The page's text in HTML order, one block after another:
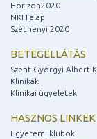
Horizon2020
NKFI alap
Széchenyi 2020
BETEGELLÁTÁS
Szent-Györgyi Albert
Klinikák
Klinikai ügyeletek
HASZNOS LINKEK
Egyetemi klubok